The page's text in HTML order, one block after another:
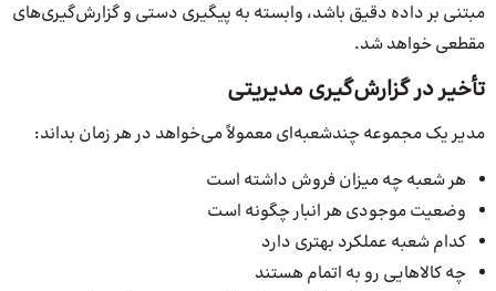
مبتنی بر داده دقیق باشد، وابسته به پیگیری دستی و گزارش‌گیری‌های
مقطعی خواهد شد.
تأخیر در گزارش‌گیری مدیریتی
مدیر یک مجموعه چندشعبه‌ای معمولاً می‌خواهد در هر زمان بداند:
هر شعبه چه میزان فروش داشته است
وضعیت موجودی هر انبار چگونه است
کدام شعبه عملکرد بهتری دارد
چه کالاهایی رو به اتمام هستند